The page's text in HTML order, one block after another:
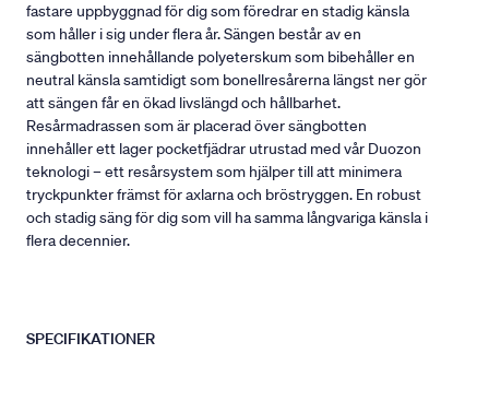
fastare uppbyggnad för dig som föredrar en stadig känsla
som håller i sig under flera år. Sängen består av en
sängbotten innehållande polyeterskum som bibehåller en
neutral känsla samtidigt som bonellresårerna längst ner gör
att sängen får en ökad livslängd och hållbarhet.
Resårmadrassen som är placerad över sängbotten
innehåller ett lager pocketfjädrar utrustad med vår Duozon
teknologi – ett resårsystem som hjälper till att minimera
tryckpunkter främst för axlarna och bröstryggen. En robust
och stadig säng för dig som vill ha samma långvariga känsla i
flera decennier.
SPECIFIKATIONER